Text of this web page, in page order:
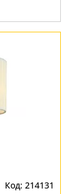
214131